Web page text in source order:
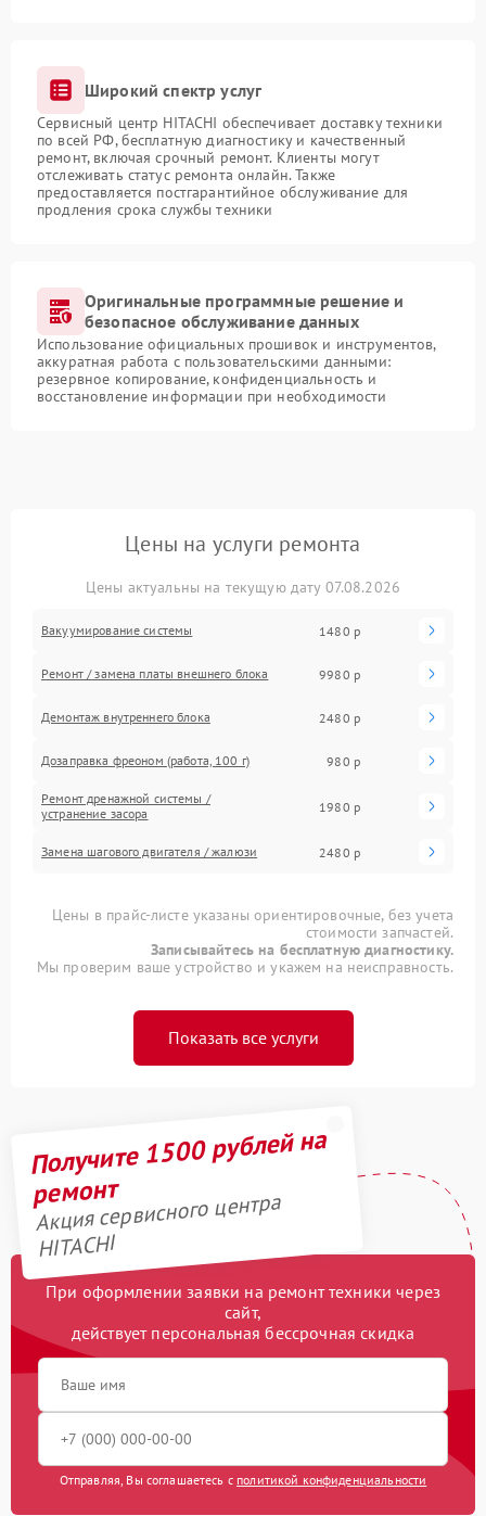
Широкий спектр услуг
Сервисный центр HITACHI обеспечивает доставку техники
по всей РФ, бесплатную диагностику и качественный
ремонт, включая срочный ремонт. Клиенты могут
отслеживать статус ремонта онлайн. Также
предоставляется постгарантийное обслуживание для
продления срока службы техники
Оригинальные программные решение и
безопасное обслуживание данных
Использование официальных прошивок и инструментов,
аккуратная работа с пользовательскими данными:
резервное копирование, конфиденциальность и
восстановление информации при необходимости
Цены на услуги ремонта
Цены актуальны на текущую дату 07.08.2026
Вакуумирование системы 1480 р
Ремонт / замена платы внешнего блока 9980 р
Демонтаж внутреннего блока 2480 р
Дозаправка фреоном (работа, 100 г) 980 р
Ремонт дренажной системы /
устранение засора
1980 р
Замена шагового двигателя / жалюзи 2480 р
Цены в прайс-листе указаны ориентировочные, без учета
стоимости запчастей.
Записывайтесь на бесплатную диагностику.
Мы проверим ваше устройство и укажем на неисправность.
Показать все услуги
Получите 1500 рублей на
ремонт
Акция сервисного центра
HITACHI
При оформлении заявки на ремонт техники через
сайт,
действует персональная бессрочная скидка
Отправляя, Вы соглашаетесь с политикой конфиденциальности